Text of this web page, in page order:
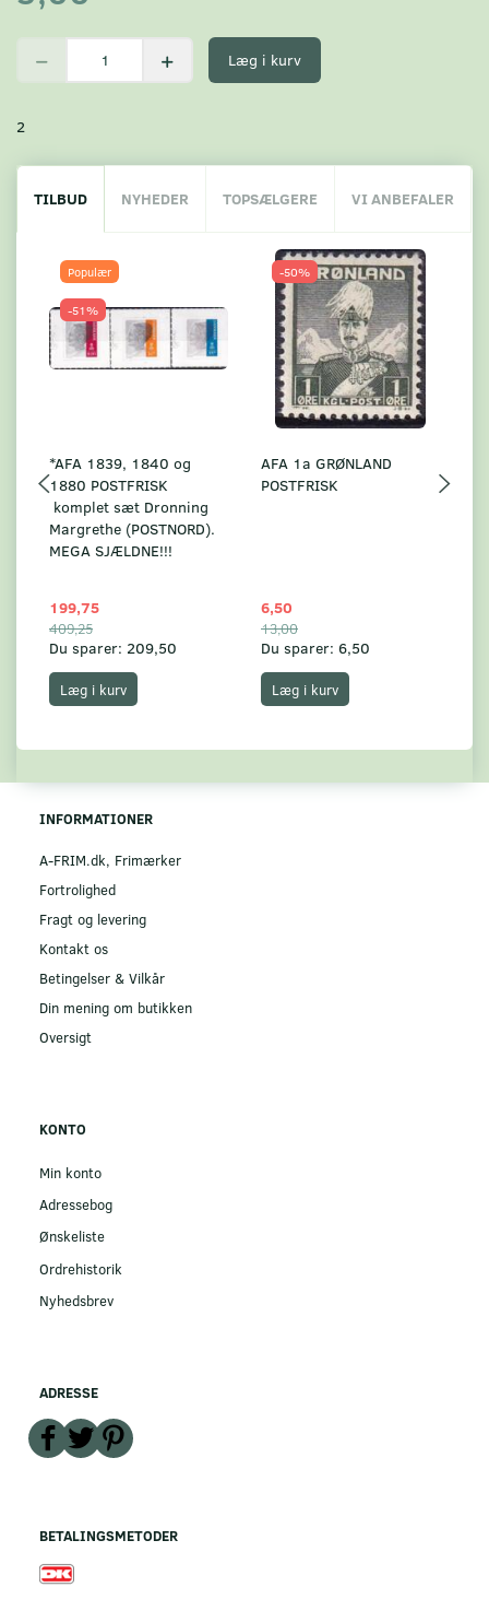
Læg i kurv
2
TILBUD NYHEDER TOPSÆLGERE VI ANBEFALER
Populær
-51%
*AFA 1839, 1840 og
1880 POSTFRISK
komplet sæt Dronning
Margrethe (POSTNORD).
MEGA SJÆLDNE!!!
199,75
409,25
Du sparer: 209,50
Læg i kurv
-50%
AFA 1a GRØNLAND
POSTFRISK
6,50
13,00
Du sparer: 6,50
Læg i kurv
INFORMATIONER
A-FRIM.dk, Frimærker
Fortrolighed
Fragt og levering
Kontakt os
Betingelser & Vilkår
Din mening om butikken
Oversigt
KONTO
Min konto
Adressebog
Ønskeliste
Ordrehistorik
Nyhedsbrev
ADRESSE
BETALINGSMETODER